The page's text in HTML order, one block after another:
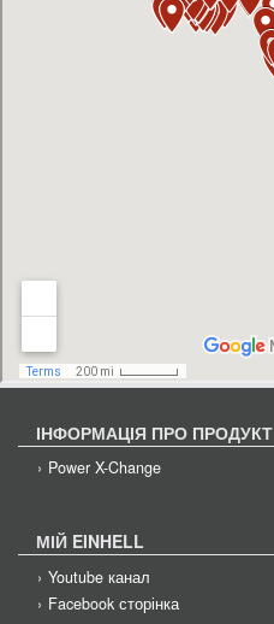
ІНФОРМАЦІЯ ПРО ПРОДУКТ
Power X-Change
МІЙ EINHELL
Youtube канал
Facebook сторінка